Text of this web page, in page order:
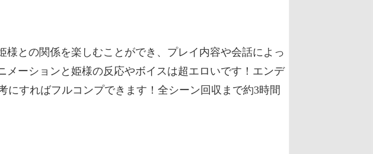
との関係を楽しむことができ、プレイ内容や会話によっ
ーションと姫様の反応やボイスは超エロいです！エンデ
すればフルコンプできます！全シーン回収まで約3時間